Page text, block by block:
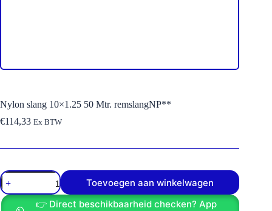
Nylon slang 10×1.25 50 Mtr. remslangNP**
€114,33 Ex BTW
Nylon
slang
10x1.25
Toevoegen aan winkelwagen
👉 Direct beschikbaarheid checken? App